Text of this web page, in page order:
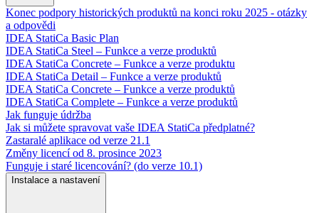
Konec podpory historických produktů na konci roku 2025 - otázky
a odpovědi
IDEA StatiCa Basic Plan
IDEA StatiCa Steel – Funkce a verze produktů
IDEA StatiCa Concrete – Funkce a verze produktu
IDEA StatiCa Detail – Funkce a verze produktů
IDEA StatiCa Concrete – Funkce a verze produktů
IDEA StatiCa Complete – Funkce a verze produktů
Jak funguje údržba
Jak si můžete spravovat vaše IDEA StatiCa předplatné?
Zastaralé aplikace od verze 21.1
Změny licencí od 8. prosince 2023
Funguje i staré licencování? (do verze 10.1)
Instalace a nastavení